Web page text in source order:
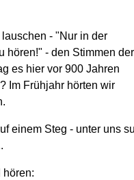
- "Nur in der
hören!" - den Stimmen der
es hier vor 900 Jahren
Im Frühjahr hörten wir
einem Steg - unter uns
hören: